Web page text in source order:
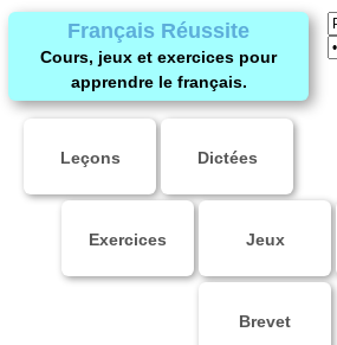
Français Réussite
Cours, jeux et exercices pour
apprendre le français.
Leçons Dictées
Exercices Jeux
Brevet